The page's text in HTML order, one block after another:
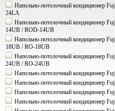
Напольно-потолочный кондиционер
24LA
Напольно-потолочный кондиционер
14UB / ROD-14UB
Напольно-потолочный кондиционер
18UB / RO-18UB
Напольно-потолочный кондиционер
24UB / RO-24UB
Напольно-потолочный кондиционер
Напольно-потолочный кондиционер
Напольно-потолочный кондиционер
Напольно-потолочный кондиционер